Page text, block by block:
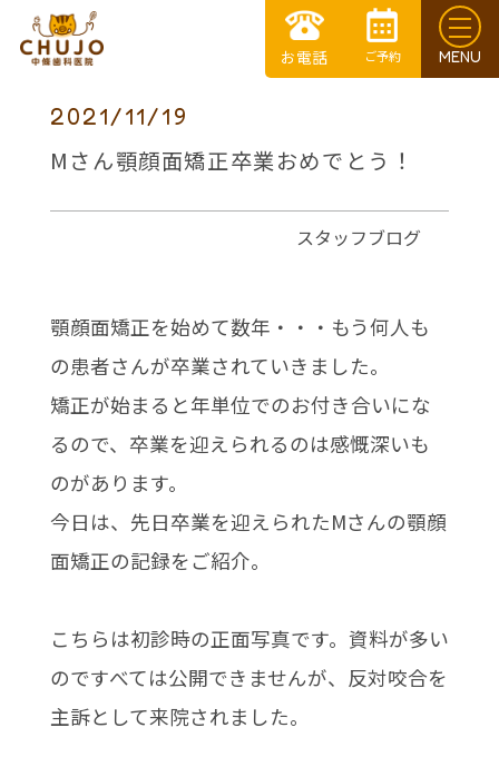
2021/11/19
Mさん顎顔面矯正卒業おめでとう！
スタッフブログ
顎顔面矯正を始めて数年・・・もう何人も
の患者さんが卒業されていきました。
矯正が始まると年単位でのお付き合いにな
るので、卒業を迎えられるのは感慨深いも
のがあります。
今日は、先日卒業を迎えられたMさんの顎顔
面矯正の記録をご紹介。
こちらは初診時の正面写真です。資料が多い
のですべては公開できませんが、反対咬合を
主訴として来院されました。